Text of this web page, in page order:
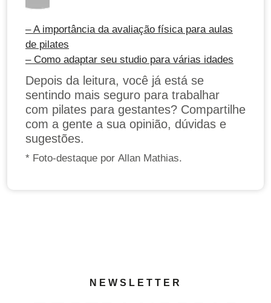
– A importância da avaliação física para aulas
de pilates
– Como adaptar seu studio para várias idades
Depois da leitura, você já está se
sentindo mais seguro para trabalhar
com pilates para gestantes? Compartilhe
com a gente a sua opinião, dúvidas e
sugestões.
* Foto-destaque por Allan Mathias.
NEWSLETTER